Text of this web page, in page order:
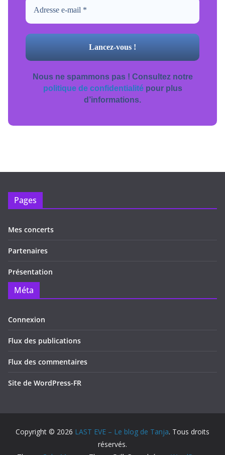
Nous ne spammons pas ! Consultez notre
politique de confidentialitépour plus
d’informations.
Pages
Mes concerts
Partenaires
Présentation
Méta
Connexion
Flux des publications
Flux des commentaires
Site de WordPress-FR
Copyright © 2026 LAST EVE – Le blog de Tanja. Tous droits
réservés.